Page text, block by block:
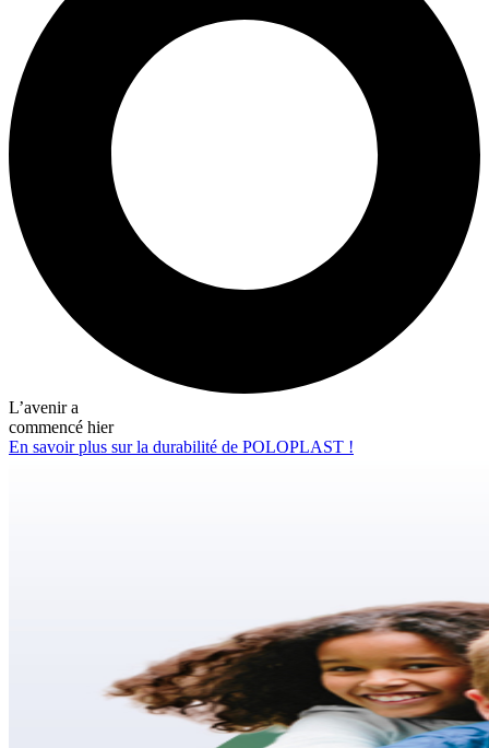
L’avenir a
commencé hier
En savoir plus sur la durabilité de POLOPLAST !